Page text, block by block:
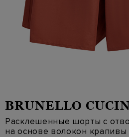
BRUNELLO
Расклешенные шорты с
на основе волокон крапивы